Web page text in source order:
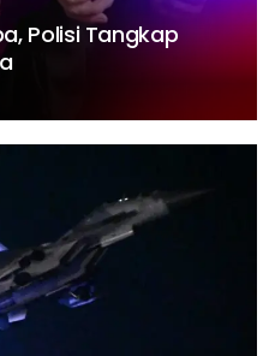
Polisi Tangkap